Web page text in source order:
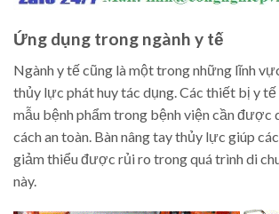
Ứng dụng trong ngành y tế
Ngành y tế cũng là một trong những lĩnh
thủy lực phát huy tác dụng. Các thiết bị y tế
mẫu bệnh phẩm trong bệnh viện cần được
cách an toàn. Bàn nâng tay thủy lực giúp
giảm thiểu được rủi ro trong quá trình di
này.